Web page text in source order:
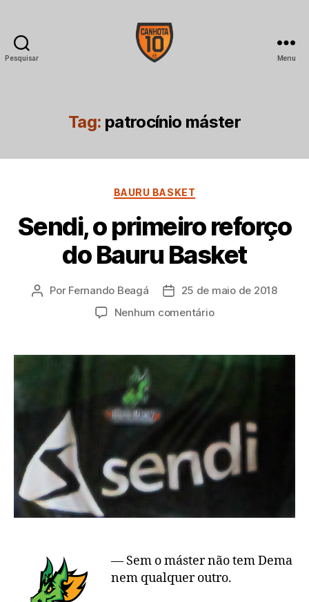
Pesquisar Menu
Tag: patrocínio máster
Categorias
BAURU BASKET
Sendi, o primeiro reforço
do Bauru Basket
Autor
Por Fernando Beagá
Data25 de maio de 2018
Nenhum comentárioem
primeiro
Basket
— Sem o máster não tem Dema
nem qualquer outro.